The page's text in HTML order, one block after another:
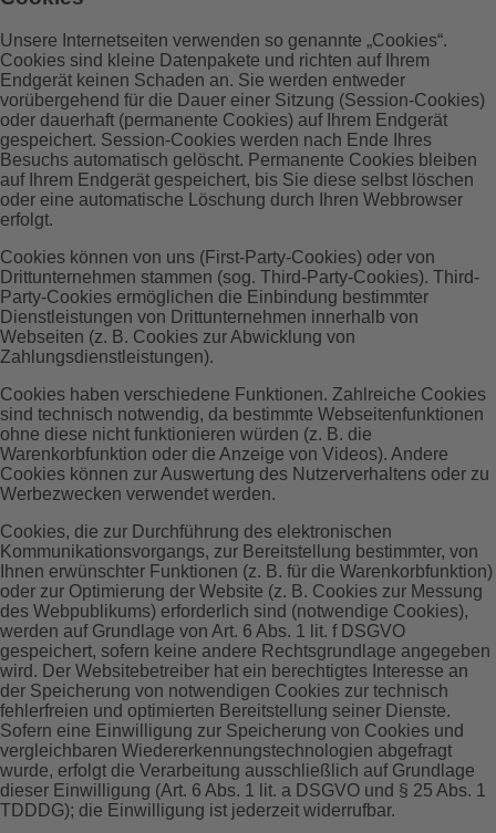
Unsere Internetseiten verwenden so genannte „Cookies“.
Cookies sind kleine Datenpakete und richten auf Ihrem
Endgerät keinen Schaden an. Sie werden entweder
vorübergehend für die Dauer einer Sitzung (Session-Cookies)
oder dauerhaft (permanente Cookies) auf Ihrem Endgerät
gespeichert. Session-Cookies werden nach Ende Ihres
Besuchs automatisch gelöscht. Permanente Cookies bleiben
auf Ihrem Endgerät gespeichert, bis Sie diese selbst löschen
oder eine automatische Löschung durch Ihren Webbrowser
erfolgt.
Cookies können von uns (First-Party-Cookies) oder von
Drittunternehmen stammen (sog. Third-Party-Cookies). Third-
Party-Cookies ermöglichen die Einbindung bestimmter
Dienstleistungen von Drittunternehmen innerhalb von
Webseiten (z. B. Cookies zur Abwicklung von
Zahlungsdienstleistungen).
Cookies haben verschiedene Funktionen. Zahlreiche Cookies
sind technisch notwendig, da bestimmte Webseitenfunktionen
ohne diese nicht funktionieren würden (z. B. die
Warenkorbfunktion oder die Anzeige von Videos). Andere
Cookies können zur Auswertung des Nutzerverhaltens oder zu
Werbezwecken verwendet werden.
Cookies, die zur Durchführung des elektronischen
Kommunikationsvorgangs, zur Bereitstellung bestimmter, von
Ihnen erwünschter Funktionen (z. B. für die Warenkorbfunktion)
oder zur Optimierung der Website (z. B. Cookies zur Messung
des Webpublikums) erforderlich sind (notwendige Cookies),
werden auf Grundlage von Art. 6 Abs. 1 lit. f DSGVO
gespeichert, sofern keine andere Rechtsgrundlage angegeben
wird. Der Websitebetreiber hat ein berechtigtes Interesse an
der Speicherung von notwendigen Cookies zur technisch
fehlerfreien und optimierten Bereitstellung seiner Dienste.
Sofern eine Einwilligung zur Speicherung von Cookies und
vergleichbaren Wiedererkennungstechnologien abgefragt
wurde, erfolgt die Verarbeitung ausschließlich auf Grundlage
dieser Einwilligung (Art. 6 Abs. 1 lit. a DSGVO und § 25 Abs. 1
TDDDG); die Einwilligung ist jederzeit widerrufbar.